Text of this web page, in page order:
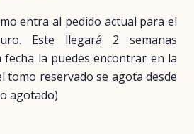
entra al pedido actual para el
Este llegará 2 semanas
la puedes encontrar en la
tomo reservado se agota desde
agotado)